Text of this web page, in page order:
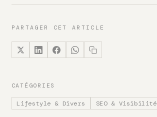
PARTAGER CET ARTICLE
CATÉGORIES
Lifestyle & Divers SEO & Visibilité